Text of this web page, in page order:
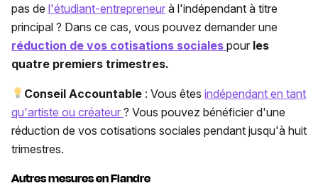
pas de l'étudiant-entrepreneur à l'indépendant à titre
principal ? Dans ce cas, vous pouvez demander une
réduction de vos cotisations sociales pour les
quatre premiers trimestres.
Conseil Accountable : Vous êtesindépendant en tant
qu'artiste ou créateur ? Vous pouvez bénéficier d'une
réduction de vos cotisations sociales pendant jusqu'à huit
trimestres.
Autres mesures en Flandre